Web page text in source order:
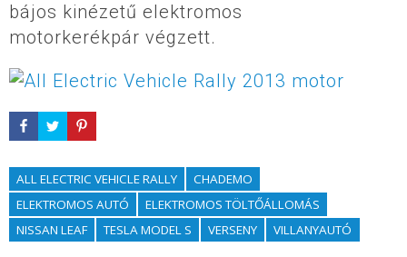
bájos kinézetű elektromos
motorkerékpár végzett.
ALL ELECTRIC VEHICLE RALLY
CHADEMO
ELEKTROMOS AUTÓ
ELEKTROMOS TÖLTŐÁLLOMÁS
NISSAN LEAF
TESLA MODEL S VERSENY VILLANYAUTÓ